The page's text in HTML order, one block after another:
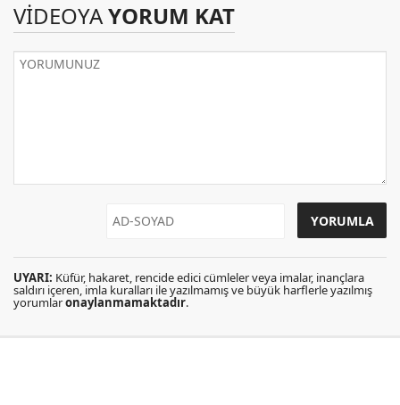
VİDEOYAYORUM KAT
UYARI: Küfür, hakaret, rencide edici cümleler veya imalar, inançlara
saldırı içeren, imla kuralları ile yazılmamış ve büyük harflerle yazılmış
yorumlaronaylanmamaktadır.